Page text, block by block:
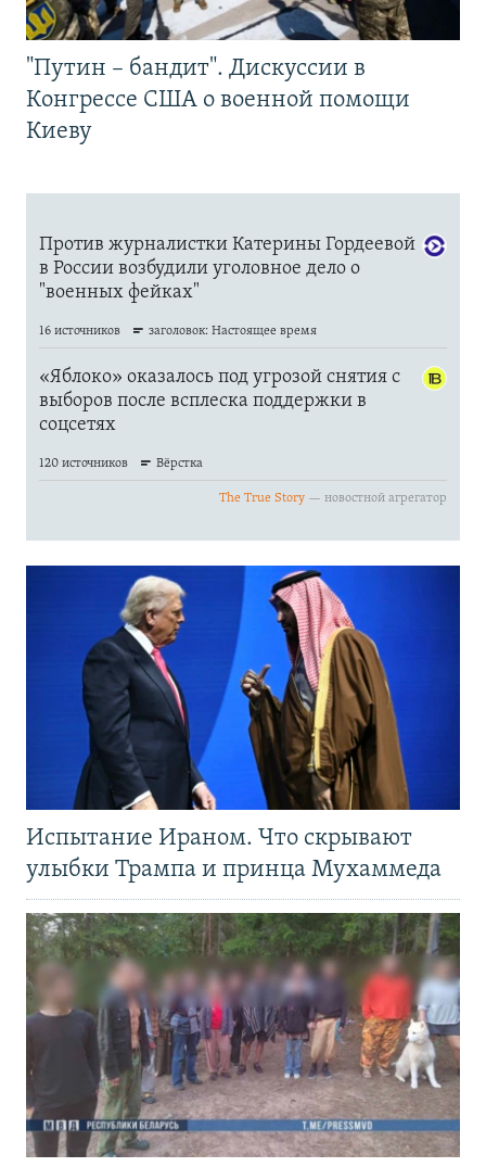
"Путин – бандит". Дискуссии в
Конгрессе США о военной помощи
Киеву
Испытание Ираном. Что скрывают
улыбки Трампа и принца Мухаммеда